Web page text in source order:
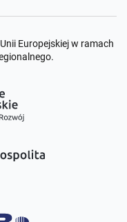
Europejskiej w ramach